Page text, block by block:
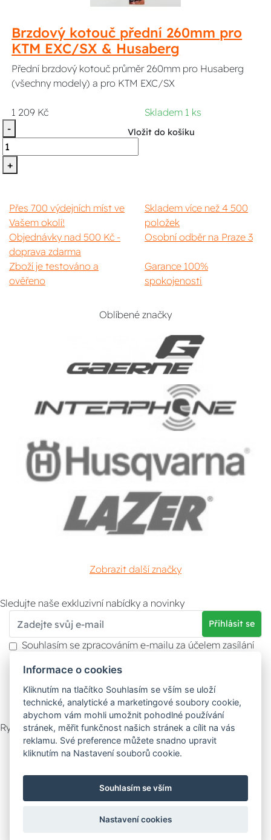
Brzdový kotouč přední 260mm pro
KTM EXC/SX & Husaberg
Přední brzdový kotouč průměr 260mm pro Husaberg
(všechny modely) a pro KTM EXC/SX
1 209 Kč
Skladem 1 ks
-
+
Vložit do košíku
Přes 700 výdejních míst ve
Vašem okolí!
Skladem více než 4 500
položek
Objednávky nad 500 Kč -
doprava zdarma
Osobní odběr na Praze 3
Zboží je testováno a
ověřeno
Garance 100%
spokojenosti
Oblíbené značky
Zobrazit další značky
Sledujte naše exkluzivní nabídky a novinky
Přihlásit se
Souhlasím se zpracováním e-mailu za účelem zasílání
Více informací naleznete v
údajů . Souhlas můžete kdykoliv odvolat.
Rychlý kontakt
Zákaznický servis Vyzvednutí zboží
Informace o cookies
Kliknutím na tlačítko Souhlasím se vším se uloží
technické, analytické a marketingové soubory cookie,
abychom vám mohli umožnit pohodlné používání
stránek, měřit funkčnost našich stránek a cílit na vás
reklamu. Své preference můžete snadno upravit
kliknutím na Nastavení souborů cookie.
Souhlasím se vším
Nastavení cookies